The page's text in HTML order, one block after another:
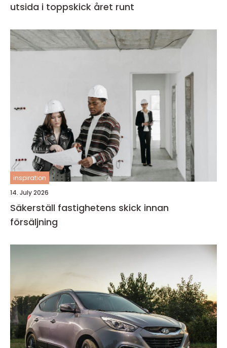
utsida i toppskick året runt
inspiration
14. July 2026
Säkerställ fastighetens skick innan
försäljning